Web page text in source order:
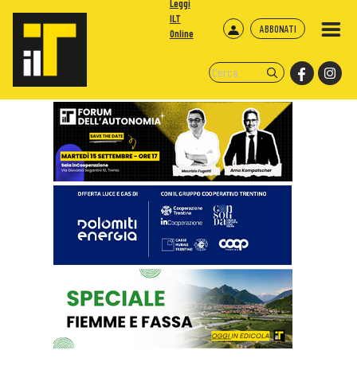
ABBONATI
Leggi
ILT
Online